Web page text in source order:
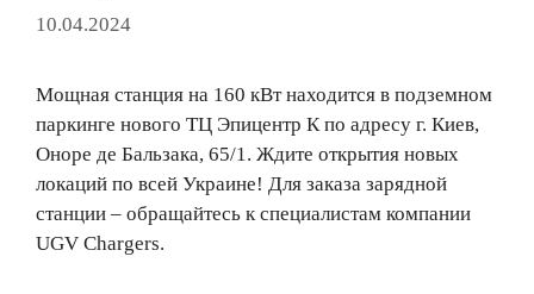
10.04.2024
Мощная станция на 160 кВт находится в подземном
паркинге нового ТЦ Эпицентр К по адресу г. Киев,
Оноре де Бальзака, 65/1. Ждите открытия новых
локаций по всей Украине! Для заказа зарядной
станции – обращайтесь к специалистам компании
UGV Chargers.